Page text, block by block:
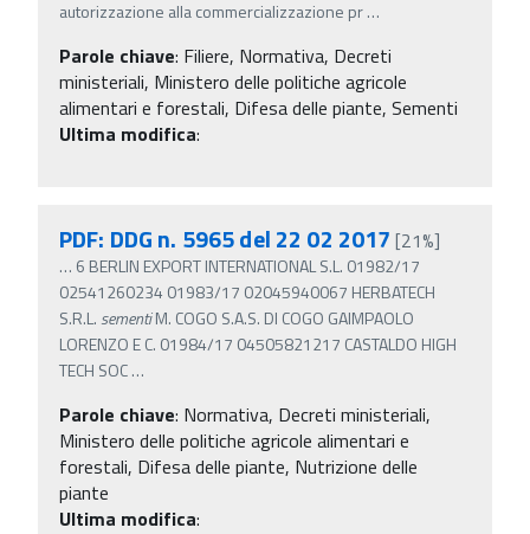
autorizzazione alla commercializzazione pr…
Parole chiave: Filiere, Normativa, Decreti
ministeriali, Ministero delle politiche agricole
alimentari e forestali, Difesa delle piante, Sementi
Ultima modifica:
PDF: DDG n. 5965 del 22 02 2017 [21%]
… 6 BERLIN EXPORT INTERNATIONAL S.L. 01982/17
02541260234 01983/17 02045940067 HERBATECH
S.R.L. sementiM. COGO S.A.S. DI COGO GAIMPAOLO
LORENZO E C. 01984/17 04505821217 CASTALDO HIGH
TECH SOC…
Parole chiave: Normativa, Decreti ministeriali,
Ministero delle politiche agricole alimentari e
forestali, Difesa delle piante, Nutrizione delle
piante
Ultima modifica: